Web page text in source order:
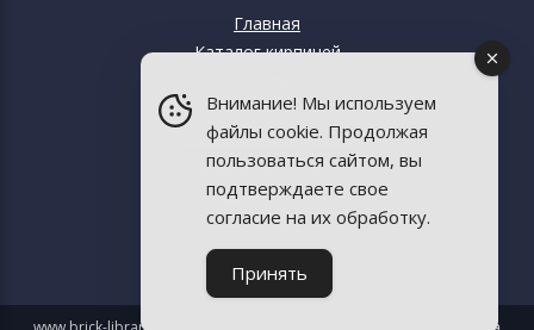
Главная
Каталог кирпичей
О музее
Современный дизайн
Старинная архитектура
Пресса о музее
База знаний
Контакты
Внимание! Мы используем
файлы cookie. Продолжая
пользоваться сайтом, вы
подтверждаете свое
согласие на их обработку.
Принять